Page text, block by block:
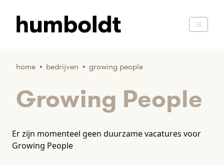
home • bedrijven • growing people
Growing People
Er zijn momenteel geen duurzame vacatures voor
Growing People